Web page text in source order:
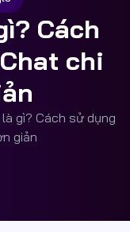
Cách
chi
gì? Cách sử dụng
giản